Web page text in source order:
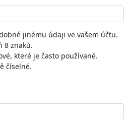
jinému údaji ve vašem účtu.
8 znaků.
které je často používané.
číselné.